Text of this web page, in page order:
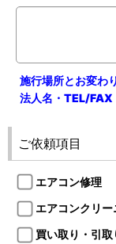
施行場所とお変わ
法人名・TEL/FAX
ご依頼項目
エアコン修理
エアコンクリー
買い取り・引取